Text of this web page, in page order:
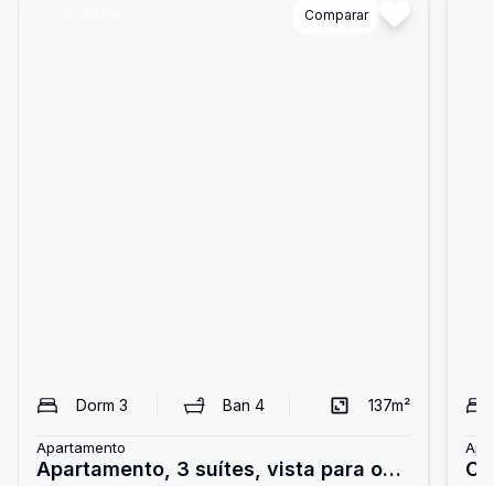
Comparar
Dorm 3 Ban 4 137m²
Apartamento
Apartamento, 3 suítes, vista para o